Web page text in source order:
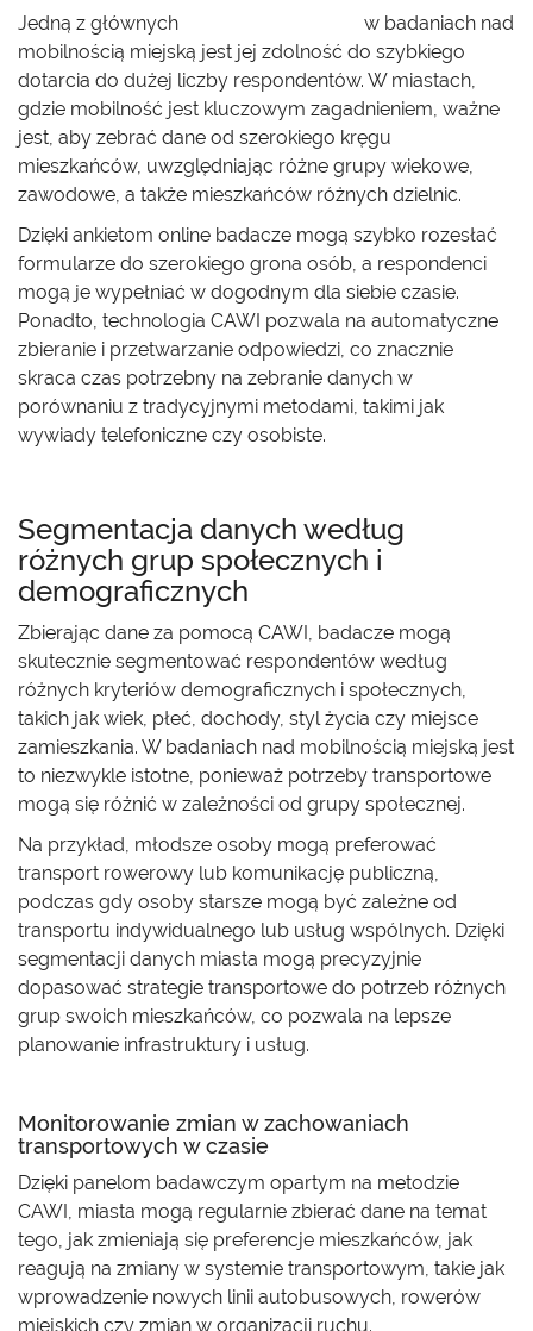
Jedną z głównych
w badaniach nad
mobilnością miejską jest jej zdolność do szybkiego
dotarcia do dużej liczby respondentów. W miastach,
gdzie mobilność jest kluczowym zagadnieniem, ważne
jest, aby zebrać dane od szerokiego kręgu
mieszkańców, uwzględniając różne grupy wiekowe,
zawodowe, a także mieszkańców różnych dzielnic.
Dzięki ankietom online badacze mogą szybko rozesłać
formularze do szerokiego grona osób, a respondenci
mogą je wypełniać w dogodnym dla siebie czasie.
Ponadto, technologia CAWI pozwala na automatyczne
zbieranie i przetwarzanie odpowiedzi, co znacznie
skraca czas potrzebny na zebranie danych w
porównaniu z tradycyjnymi metodami, takimi jak
wywiady telefoniczne czy osobiste.
Segmentacja danych według
różnych grup społecznych i
demograficznych
Zbierając dane za pomocą CAWI, badacze mogą
skutecznie segmentować respondentów według
różnych kryteriów demograficznych i społecznych,
takich jak wiek, płeć, dochody, styl życia czy miejsce
zamieszkania. W badaniach nad mobilnością miejską jest
to niezwykle istotne, ponieważ potrzeby transportowe
mogą się różnić w zależności od grupy społecznej.
Na przykład, młodsze osoby mogą preferować
transport rowerowy lub komunikację publiczną,
podczas gdy osoby starsze mogą być zależne od
transportu indywidualnego lub usług wspólnych. Dzięki
segmentacji danych miasta mogą precyzyjnie
dopasować strategie transportowe do potrzeb różnych
grup swoich mieszkańców, co pozwala na lepsze
planowanie infrastruktury i usług.
Monitorowanie zmian w zachowaniach
transportowych w czasie
Dzięki panelom badawczym opartym na metodzie
CAWI, miasta mogą regularnie zbierać dane na temat
tego, jak zmieniają się preferencje mieszkańców, jak
reagują na zmiany w systemie transportowym, takie jak
wprowadzenie nowych linii autobusowych, rowerów
miejskich czy zmian w organizacji ruchu.